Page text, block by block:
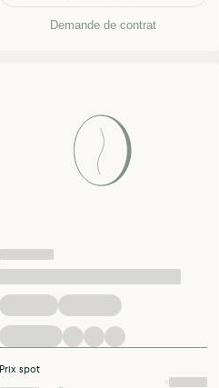
Demande de contrat
Prix spot